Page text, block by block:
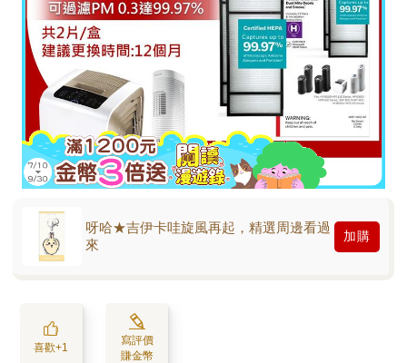
呀哈★吉伊卡哇旋風再起，精選周邊看過
來
加購
喜歡+1
寫評價
賺金幣